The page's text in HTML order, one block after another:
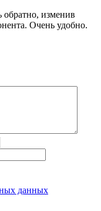
обратно, изменив
Очень удобно.
данных